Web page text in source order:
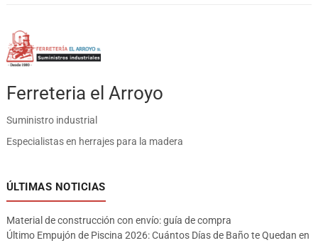
Ferreteria el Arroyo
Suministro industrial
Especialistas en herrajes para la madera
ÚLTIMAS NOTICIAS
Material de construcción con envío: guía de compra
Último Empujón de Piscina 2026: Cuántos Días de Baño te Quedan en